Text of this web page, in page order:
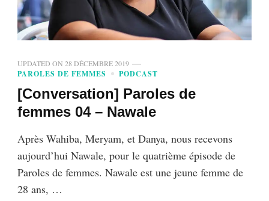
UPDATED ON 28 DÉCEMBRE 2019
PAROLES DE FEMMES PODCAST
[Conversation] Paroles de
femmes 04 – Nawale
Après Wahiba, Meryam, et Danya, nous recevons
aujourd’hui Nawale, pour le quatrième épisode de
Paroles de femmes. Nawale est une jeune femme de
28 ans, …